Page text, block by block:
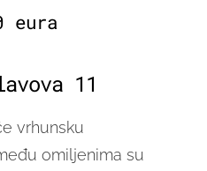
eura
11
vrhunsku
omiljenima su